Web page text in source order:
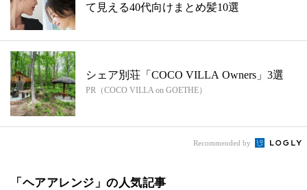
て見える40代向けまとめ髪10選
シェア別荘「COCO VILLA Owners」3選
PR（COCO VILLA on GOETHE）
Recommended by
「ヘアアレンジ」の人気記事